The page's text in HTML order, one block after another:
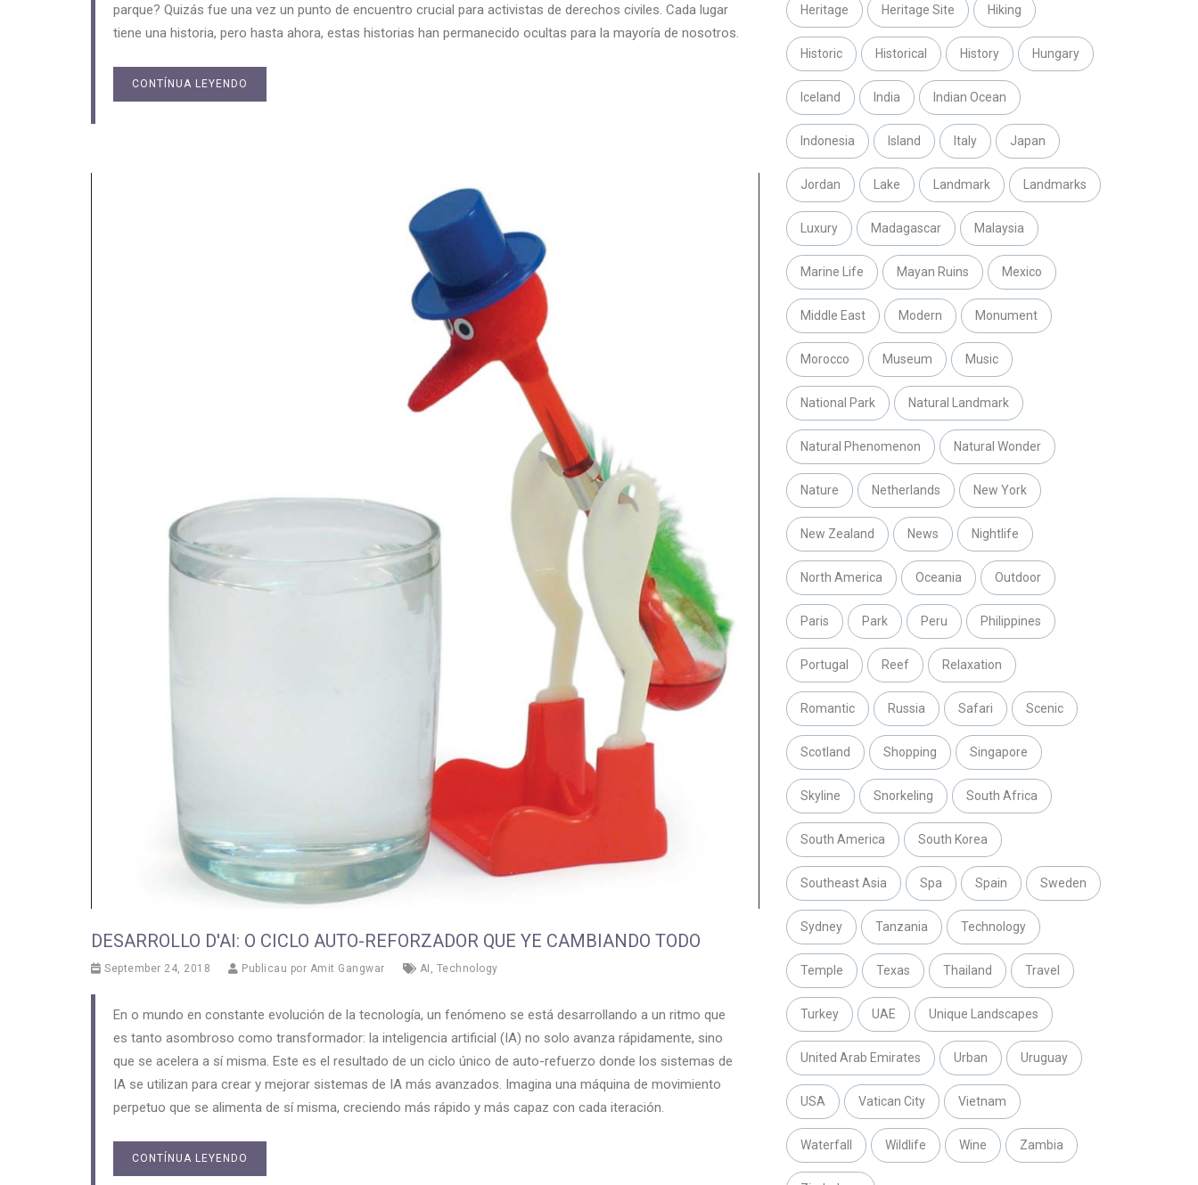
parque? Quizás fue una vez un punto de encuentro crucial para activistas de derechos civiles. Cada lugar
tiene una historia, pero hasta ahora, estas historias han permanecido ocultas para la mayoría de nosotros.
CONTÍNUA LEYENDO
DESARROLLO D'AI: O CICLO AUTO-REFORZADOR QUE YE CAMBIANDO TODO
September 24, 2018 Publicau por Amit Gangwar AI , Technology
En o mundo en constante evolución de la tecnología, un fenómeno se está desarrollando a un ritmo que
es tanto asombroso como transformador: la inteligencia artificial (IA) no solo avanza rápidamente, sino
que se acelera a sí misma. Este es el resultado de un ciclo único de auto-refuerzo donde los sistemas de
IA se utilizan para crear y mejorar sistemas de IA más avanzados. Imagina una máquina de movimiento
perpetuo que se alimenta de sí misma, creciendo más rápido y más capaz con cada iteración.
CONTÍNUA LEYENDO
Heritage Heritage Site Hiking
Historic Historical History Hungary
Iceland India Indian Ocean
Indonesia Island Italy Japan
Jordan Lake Landmark Landmarks
Luxury Madagascar Malaysia
Marine Life Mayan Ruins Mexico
Middle East Modern Monument
Morocco Museum Music
National Park Natural Landmark
Natural Phenomenon Natural Wonder
Nature Netherlands New York
New Zealand News Nightlife
North America Oceania Outdoor
Paris Park Peru Philippines
Portugal Reef Relaxation
Romantic Russia Safari Scenic
Scotland Shopping Singapore
Skyline Snorkeling South Africa
South America South Korea
Southeast Asia Spa Spain Sweden
Sydney Tanzania Technology
Temple Texas Thailand Travel
Turkey UAE Unique Landscapes
United Arab Emirates Urban Uruguay
USA Vatican City Vietnam
Waterfall Wildlife Wine Zambia